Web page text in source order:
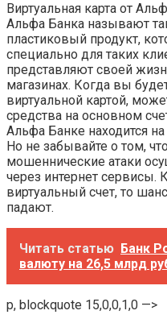
Виртуальная карта от
Альфа Банка называют
пластиковый продукт,
специально для таких
представляют своей
магазинах. Когда вы
виртуальной картой,
средства на основном
Альфа Банке находится
Но не забывайте о том,
мошеннические атаки
через интернет сервисы.
виртуальный счет, то
падают.
Читать статью Банк
валюту на 26,5 млрд
p, blockquote 15,0,0,1,0 —>